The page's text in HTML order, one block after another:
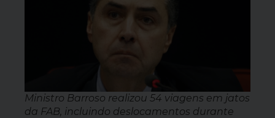
Ministro Barroso realizou 54 viagens em jatos
da FAB, incluindo deslocamentos durante